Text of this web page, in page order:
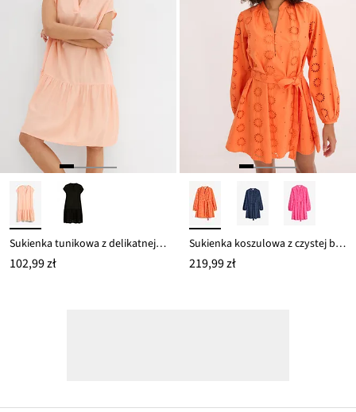
Sukienka tunikowa z delikatnej wiskozy
102,99 zł
Sukienka koszulowa z czystej bawełny organicznej
219,99 zł